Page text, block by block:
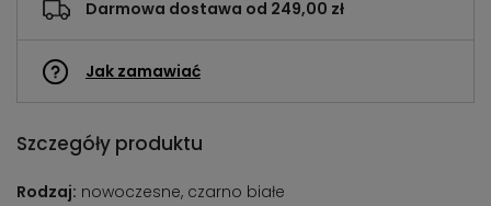
Darmowa dostawa od 249,00 zł
Jak zamawiać
Szczegóły produktu
Rodzaj: nowoczesne, czarno białe